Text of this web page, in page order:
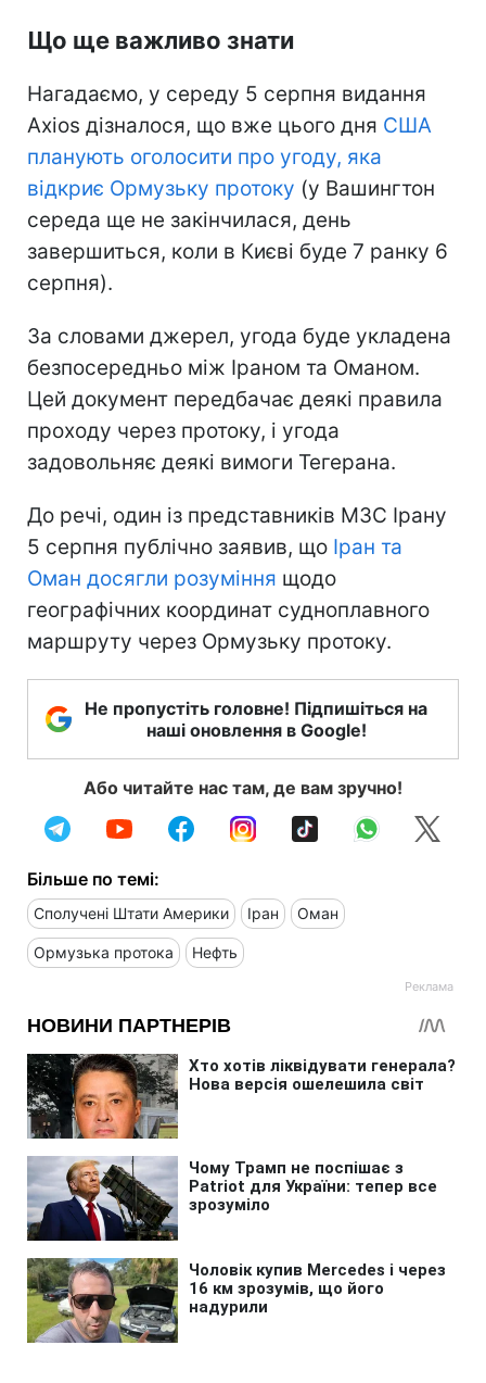
Що ще важливо знати
Нагадаємо, у середу 5 серпня видання
Axios дізналося, що вже цього дня США
планують оголосити про угоду, яка
відкриє Ормузьку протоку (у Вашингтон
середа ще не закінчилася, день
завершиться, коли в Києві буде 7 ранку 6
серпня).
За словами джерел, угода буде укладена
безпосередньо між Іраном та Оманом.
Цей документ передбачає деякі правила
проходу через протоку, і угода
задовольняє деякі вимоги Тегерана.
До речі, один із представників МЗС Ірану
5 серпня публічно заявив, що Іран та
Оман досягли розуміння щодо
географічних координат судноплавного
маршруту через Ормузьку протоку.
Не пропустіть головне! Підпишіться на
наші оновлення в Google!
Або читайте нас там, де вам зручно!
Більше по темі:
Сполучені Штати Америки Іран Оман
Ормузька протока Нефть